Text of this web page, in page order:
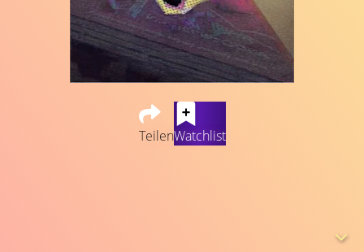
TeilenWatchlist
Hobie Brown / Spider-